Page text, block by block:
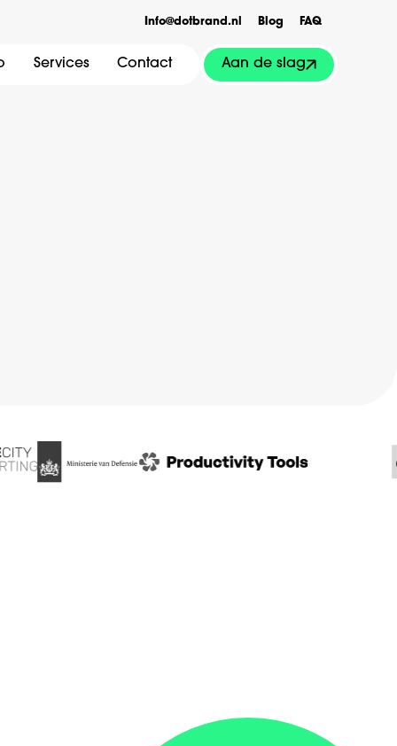
Info@dotbrand.nl Blog FAQ
Services Contact Aan de slag